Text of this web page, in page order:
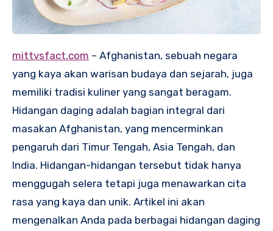
mittvsfact.com – Afghanistan, sebuah negara
yang kaya akan warisan budaya dan sejarah, juga
memiliki tradisi kuliner yang sangat beragam.
Hidangan daging adalah bagian integral dari
masakan Afghanistan, yang mencerminkan
pengaruh dari Timur Tengah, Asia Tengah, dan
India. Hidangan-hidangan tersebut tidak hanya
menggugah selera tetapi juga menawarkan cita
rasa yang kaya dan unik. Artikel ini akan
mengenalkan Anda pada berbagai hidangan daging